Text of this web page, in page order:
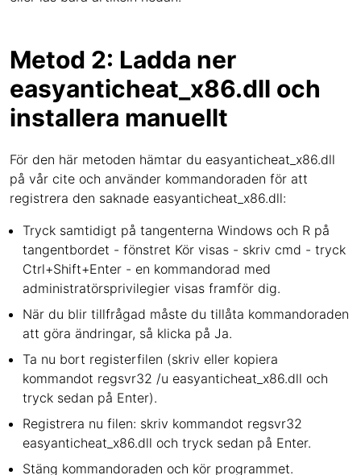
Metod 2: Ladda ner
easyanticheat_x86.dll och
installera manuellt
För den här metoden hämtar du easyanticheat_x86.dll
på vår cite och använder kommandoraden för att
registrera den saknade easyanticheat_x86.dll:
Tryck samtidigt på tangenterna Windows och R på
tangentbordet - fönstret Kör visas - skriv cmd - tryck
Ctrl+Shift+Enter - en kommandorad med
administratörsprivilegier visas framför dig.
När du blir tillfrågad måste du tillåta kommandoraden
att göra ändringar, så klicka på Ja.
Ta nu bort registerfilen (skriv eller kopiera
kommandot regsvr32 /u easyanticheat_x86.dll och
tryck sedan på Enter).
Registrera nu filen: skriv kommandot regsvr32
easyanticheat_x86.dll och tryck sedan på Enter.
Stäng kommandoraden och kör programmet.